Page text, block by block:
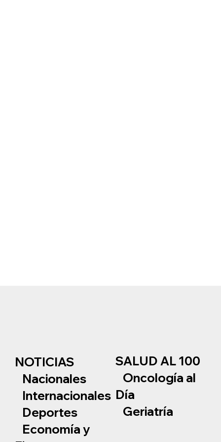
NOTICIAS
Nacionales
Internacionales
Deportes
Economía y
SALUD AL 100
Oncología al
Día
Geriatría